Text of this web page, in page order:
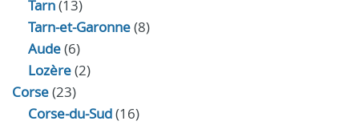
Tarn(13)
Tarn-et-Garonne(8)
Aude(6)
Lozère(2)
Corse(23)
Corse-du-Sud(16)